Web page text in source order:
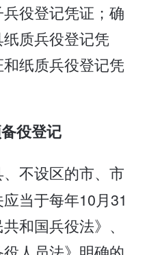
役登记凭证；确
质兵役登记凭
纸质兵役登记凭
役登记
不设区的市、市
当于每年10月31
和国兵役法》、